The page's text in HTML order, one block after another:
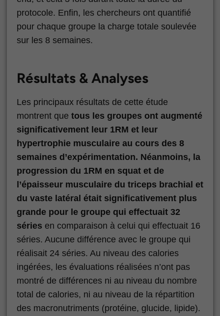
protocole. Enfin, les chercheurs ont quantifié
pour chaque groupe la charge totale soulevée
sur les 8 semaines.
Résultats & Analyses
Les principaux résultats de cette étude
montrent que tous les groupes ont augmenté
significativement leur 1RM et leur
hypertrophie musculaire au cours des 8
semaines d’expérimentation. Néanmoins, la
progression du 1RM en squat et de
l’épaisseur musculaire du triceps brachial et
du vaste latéral était significativement plus
grande pour le groupe qui effectuait 32
séries en comparaison à celui qui effectuait 16
séries. Aucune différence avec le groupe qui
réalisait 24 séries. Au niveau des calories
ingérées, les évaluations réalisées n’ont pas
montré de différences ni au niveau du nombre
total de calories, ni au niveau de la répartition
des macronutriments (protéine, glucide, lipide).